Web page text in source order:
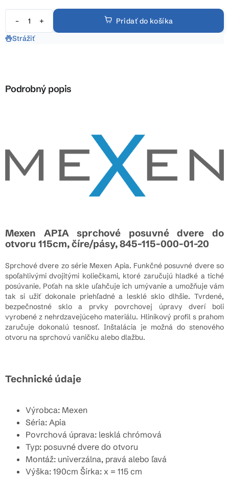
Pridať do košíka
Strážiť
Podrobný popis
Mexen APIA sprchové posuvné dvere do
otvoru 115cm, číre/pásy, 845-115-000-01-20
Sprchové dvere zo série Mexen Apia. Funkčné posuvné dvere so
spoľahlivými dvojitými koliečkami, ktoré zaručujú hladké a tiché
posúvanie. Poťah na skle uľahčuje ich umývanie a umožňuje vám
tak si užiť dokonale priehľadné a lesklé sklo dlhšie. Tvrdené,
bezpečnostné sklo a prvky povrchovej úpravy dverí boli
vyrobené z nehrdzavejúceho materiálu. Hliníkový profil s prahom
zaručuje dokonalú tesnosť. Inštalácia je možná do stenového
otvoru na sprchovú vaničku alebo dlažbu.
Technické údaje
Výrobca: Mexen
Séria: Apia
Povrchová úprava: lesklá chrómová
Typ: posuvné dvere do otvoru
Montáž: univerzálna, pravá alebo ľavá
Výška: 190cm Šírka: x = 115 cm